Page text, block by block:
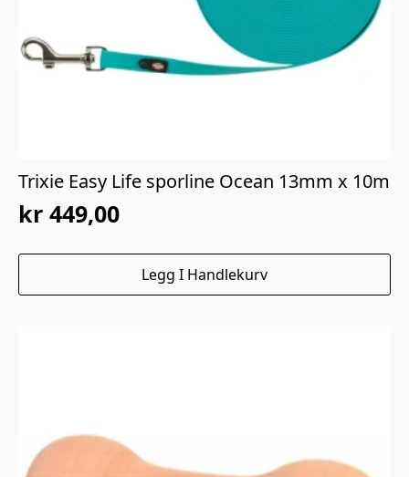
Trixie Easy Life sporline Ocean 13mm x 10m
kr 449,00
Legg I Handlekurv